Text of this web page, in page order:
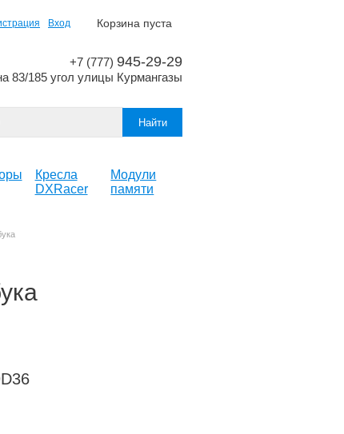
Корзина пуста
Вход
+7 (777) 945-29-29
83/185 угол улицы Курмангазы
Кресла
DXRacer
Модули
памяти